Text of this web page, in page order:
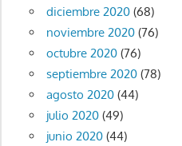
diciembre 2020(68)
noviembre 2020(76)
octubre 2020(76)
septiembre 2020(78)
agosto 2020(44)
julio 2020(49)
junio 2020(44)